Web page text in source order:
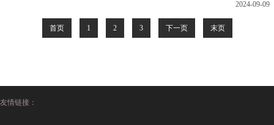
2024-09-09
首页 1 2 3 下一页 末页
友情链接：